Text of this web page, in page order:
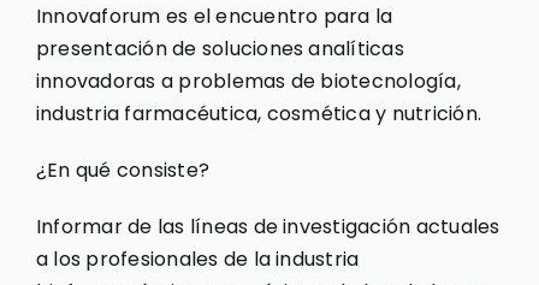
Innovaforum es el encuentro para la
presentación de soluciones analíticas
innovadoras a problemas de biotecnología,
industria farmacéutica, cosmética y nutrición.
¿En qué consiste?
Informar de las líneas de investigación actuales
a los profesionales de la industria